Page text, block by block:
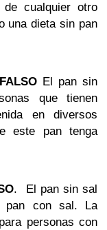
cualquier otro
una dieta sin pan
El pan sin
que tienen
en diversos
este pan tenga
. El pan sin sal
pan con sal. La
personas con